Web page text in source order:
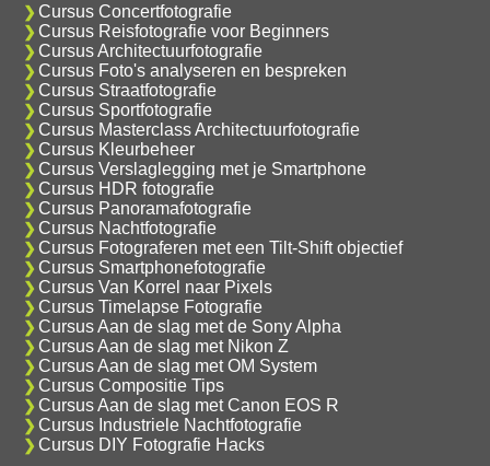
Cursus Concertfotografie
Cursus Reisfotografie voor Beginners
Cursus Architectuurfotografie
Cursus Foto's analyseren en bespreken
Cursus Straatfotografie
Cursus Sportfotografie
Cursus Masterclass Architectuurfotografie
Cursus Kleurbeheer
Cursus Verslaglegging met je Smartphone
Cursus HDR fotografie
Cursus Panoramafotografie
Cursus Nachtfotografie
Cursus Fotograferen met een Tilt-Shift objectief
Cursus Smartphonefotografie
Cursus Van Korrel naar Pixels
Cursus Timelapse Fotografie
Cursus Aan de slag met de Sony Alpha
Cursus Aan de slag met Nikon Z
Cursus Aan de slag met OM System
Cursus Compositie Tips
Cursus Aan de slag met Canon EOS R
Cursus Industriele Nachtfotografie
Cursus DIY Fotografie Hacks